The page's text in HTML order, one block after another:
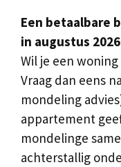
Een betaalbare
in augustus 2026
Wil je een
Vraag dan eens
mondeling
appartement
mondelinge
achterstallig